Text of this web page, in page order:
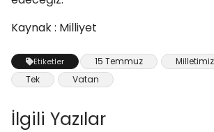
Kaynak : Milliyet
Etiketler 15 Temmuz Milletimiz
Tek
Vatan
İlgili Yazılar